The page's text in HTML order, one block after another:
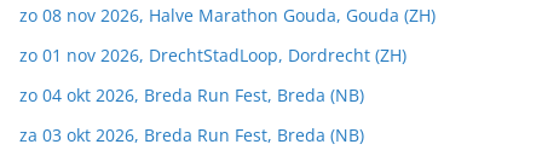
zo 08 nov 2026, Halve Marathon Gouda, Gouda (ZH)
zo 01 nov 2026, DrechtStadLoop, Dordrecht (ZH)
zo 04 okt 2026, Breda Run Fest, Breda (NB)
za 03 okt 2026, Breda Run Fest, Breda (NB)